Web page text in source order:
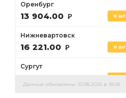
Оренбург
13 904.00 Р 0 шт.
Нижневартовск
16 221.00 Р 0 шт.
Сургут
Данные обновлены: 10.08.2026 в 18:06